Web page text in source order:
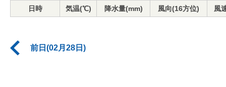
日時 気温(℃) 降水量(mm) 風向(16方位) 風
前日(02月28日)